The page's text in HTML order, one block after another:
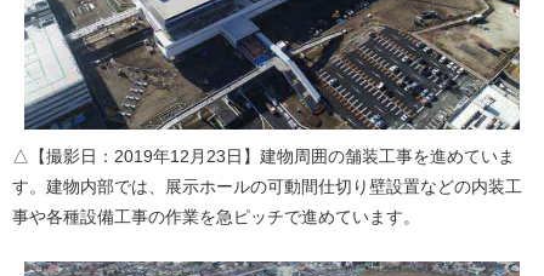
△【撮影日：2019年12月23日】建物周囲の舗装工事を進めていま
す。建物内部では、展示ホールの可動間仕切り壁設置などの内装工
事や各種設備工事の作業を急ピッチで進めています。